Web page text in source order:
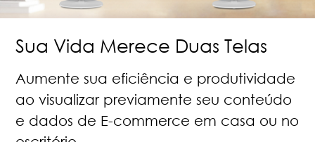
Sua Vida Merece Duas Telas
Aumente sua eficiência e produtividade
ao visualizar previamente seu conteúdo
e dados de E-commerce em casa ou no